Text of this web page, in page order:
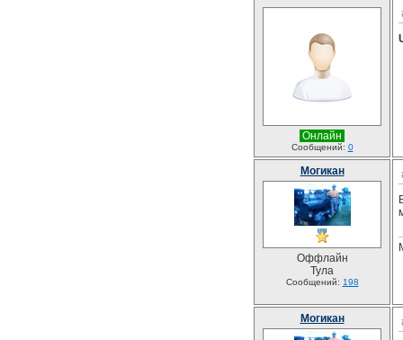
Онлайн
Сообщений: 0
Могикан
Оффлайн
Тула
Сообщений: 198
Могикан